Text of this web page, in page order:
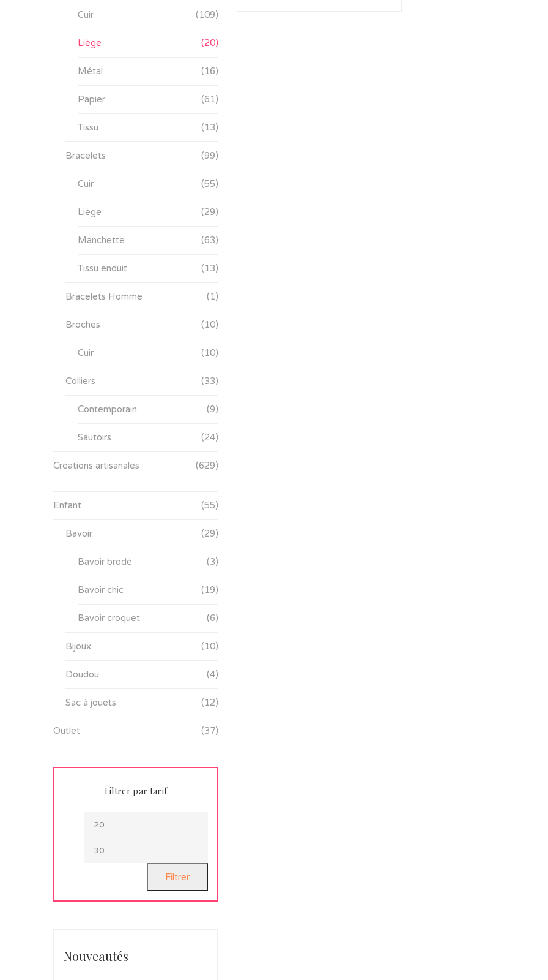
Cuir (109)
Liège (20)
Métal (16)
Papier (61)
Tissu (13)
Bracelets (99)
Cuir (55)
Liège (29)
Manchette (63)
Tissu enduit (13)
Bracelets Homme (1)
Broches (10)
Cuir (10)
Colliers (33)
Contemporain (9)
Sautoirs (24)
Créations artisanales (629)
Enfant (55)
Bavoir (29)
Bavoir brodé (3)
Bavoir chic (19)
Bavoir croquet (6)
Bijoux (10)
Doudou (4)
Sac à jouets (12)
Outlet (37)
Filtrer par tarif
Filtrer
Nouveautés